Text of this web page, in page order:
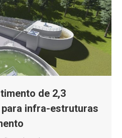
de 2,3
infra-estruturas